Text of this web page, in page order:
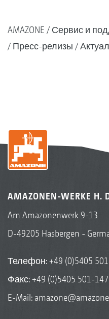
AMAZONE Сервис и
Пресс-релизы
AMAZONEN-WERKE H.
Am Amazonenwerk 9-13
D-49205 Hasbergen -
Телефон:+49 (0)5405
Факс: +49 (0)5405 501-147
E-Mail: